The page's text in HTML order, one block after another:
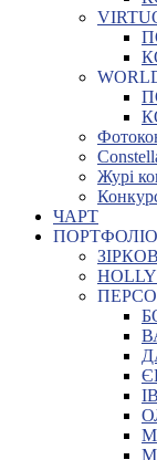
Журі
ЧАРТ
ПОРТФОЛІО